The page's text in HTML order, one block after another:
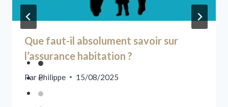
Que faut-il absolument savoir sur
l’assurance habitation ?
ParPhilippe 15/08/2025